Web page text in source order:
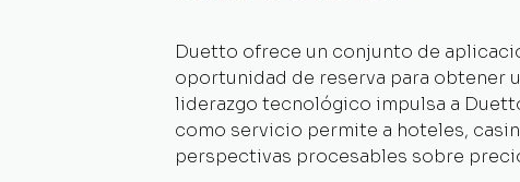
Duetto ofrece un conjunto de
oportunidad de reserva para obtener
liderazgo tecnológico impulsa a
como servicio permite a hoteles,
perspectivas procesables sobre